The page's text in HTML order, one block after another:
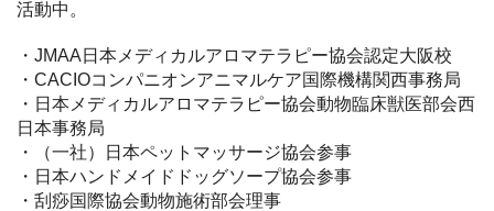
活動中。
・JMAA日本メディカルアロマテラピー協会認定大阪校
・CACIOコンパニオンアニマルケア国際機構関西事務局
・日本メディカルアロマテラピー協会動物臨床獣医部会西
日本事務局
・（一社）日本ペットマッサージ協会参事
・日本ハンドメイドドッグソープ協会参事
・刮痧国際協会動物施術部会理事